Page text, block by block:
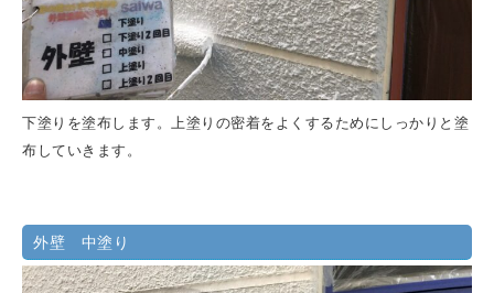
下塗りを塗布します。上塗りの密着をよくするためにしっかりと塗
布していきます。
外壁 中塗り